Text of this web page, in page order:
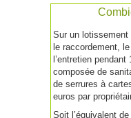
Sur un lotissement
le raccordement,
l’entretien
composée de
de serrures à
euros par
Soit l’équivalent